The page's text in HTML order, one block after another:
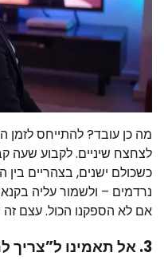
מה כן עובד? להתייחס לזמן
לצחצח שיניים. לקבוע שעה
כשכולם ישנים, בצהריים בין
אם לא הספקנו הכול. עצם זה
3. אל תאמינו ל”צריך